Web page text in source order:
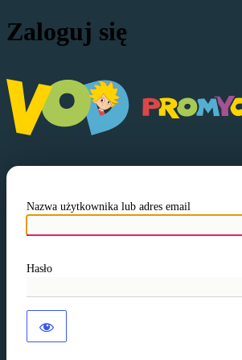
Zaloguj się
Nazwa użytkownika lub adres email
Hasło